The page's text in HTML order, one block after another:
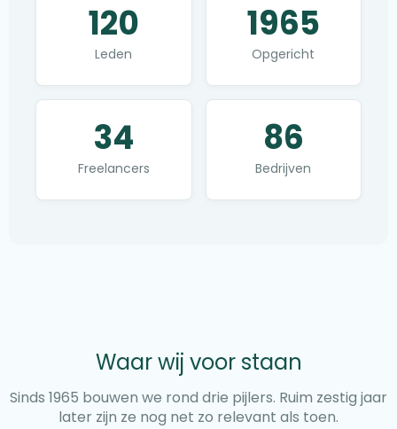
120
Leden
1965
Opgericht
34
Freelancers
86
Bedrijven
Waar wij voor staan
Sinds 1965 bouwen we rond drie pijlers. Ruim zestig jaar
later zijn ze nog net zo relevant als toen.